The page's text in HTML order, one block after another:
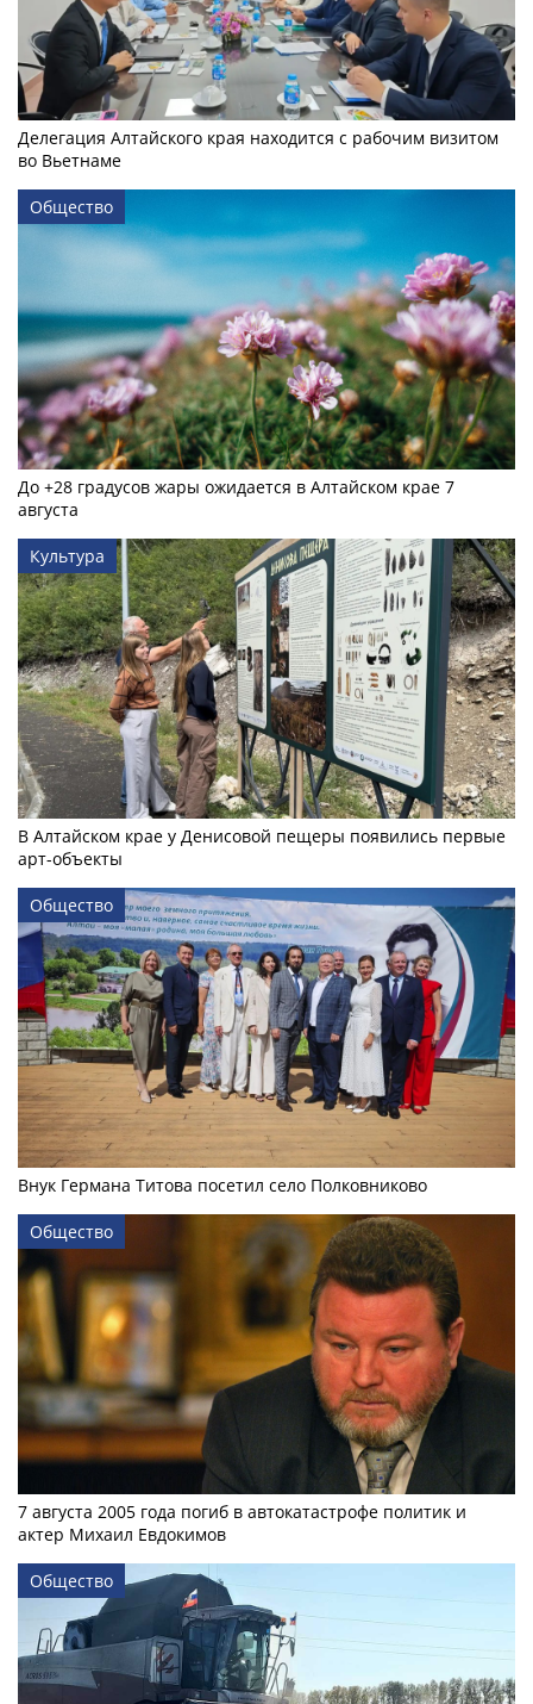
Делегация Алтайского края находится с рабочим визитом
во Вьетнаме
Общество
До +28 градусов жары ожидается в Алтайском крае 7
августа
Культура
В Алтайском крае у Денисовой пещеры появились первые
арт-объекты
Общество
Внук Германа Титова посетил село Полковниково
Общество
7 августа 2005 года погиб в автокатастрофе политик и
актер Михаил Евдокимов
Общество